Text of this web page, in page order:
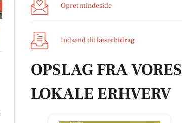
Opret mindeside
Indsend dit læserbidrag
OPSLAG FRA VORES
LOKALE ERHVERV